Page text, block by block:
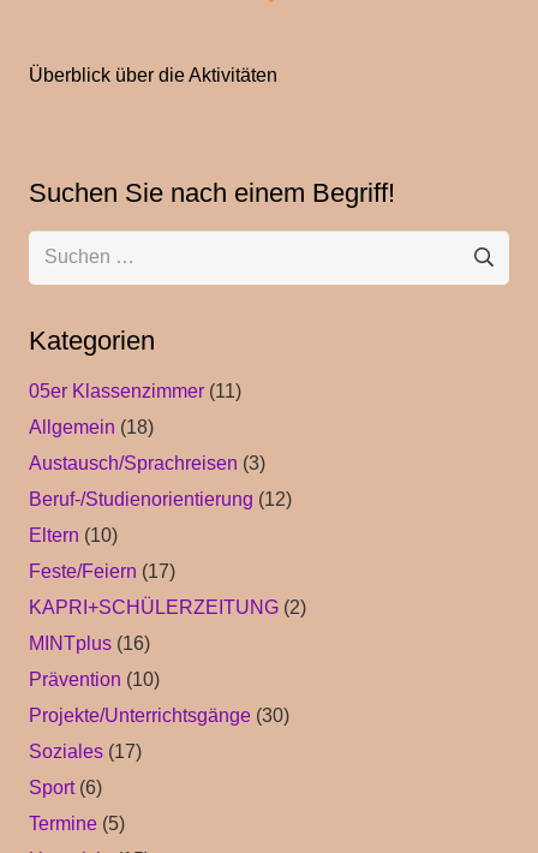
Überblick über die Aktivitäten
Suchen Sie nach einem Begriff!
Suchen
Kategorien
05er Klassenzimmer (11)
Allgemein (18)
Austausch/Sprachreisen (3)
Beruf-/Studienorientierung (12)
Eltern (10)
Feste/Feiern (17)
KAPRI+SCHÜLERZEITUNG (2)
MINTplus (16)
Prävention (10)
Projekte/Unterrichtsgänge (30)
Soziales (17)
Sport(6)
Termine (5)